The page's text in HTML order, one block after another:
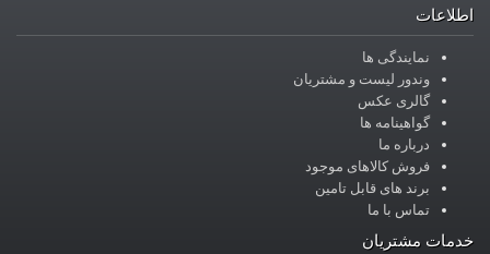
اطلاعات
نمایندگی ها
وندور لیست و مشتریان
گالری عکس
گواهینامه ها
درباره ما
فروش کالاهای موجود
برند های قابل تامین
تماس با ما
خدمات مشتریان